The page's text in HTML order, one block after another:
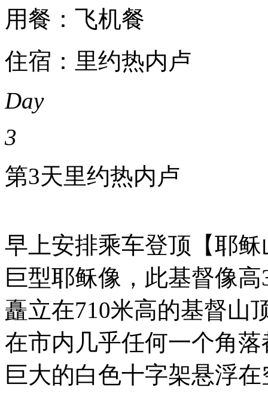
用餐：飞机餐
住宿：里约热内卢
Day
3
第3天里约热内卢
早上安排乘车登顶【耶
巨型耶稣像，此基督像
矗立在710米高的基督山
在市内几乎任何一个角
巨大的白色十字架悬浮